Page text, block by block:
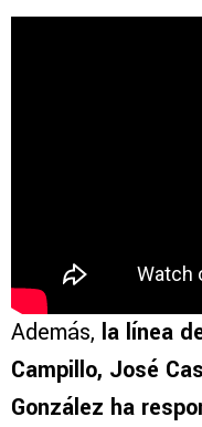
Además, la línea
Campillo, José
González ha